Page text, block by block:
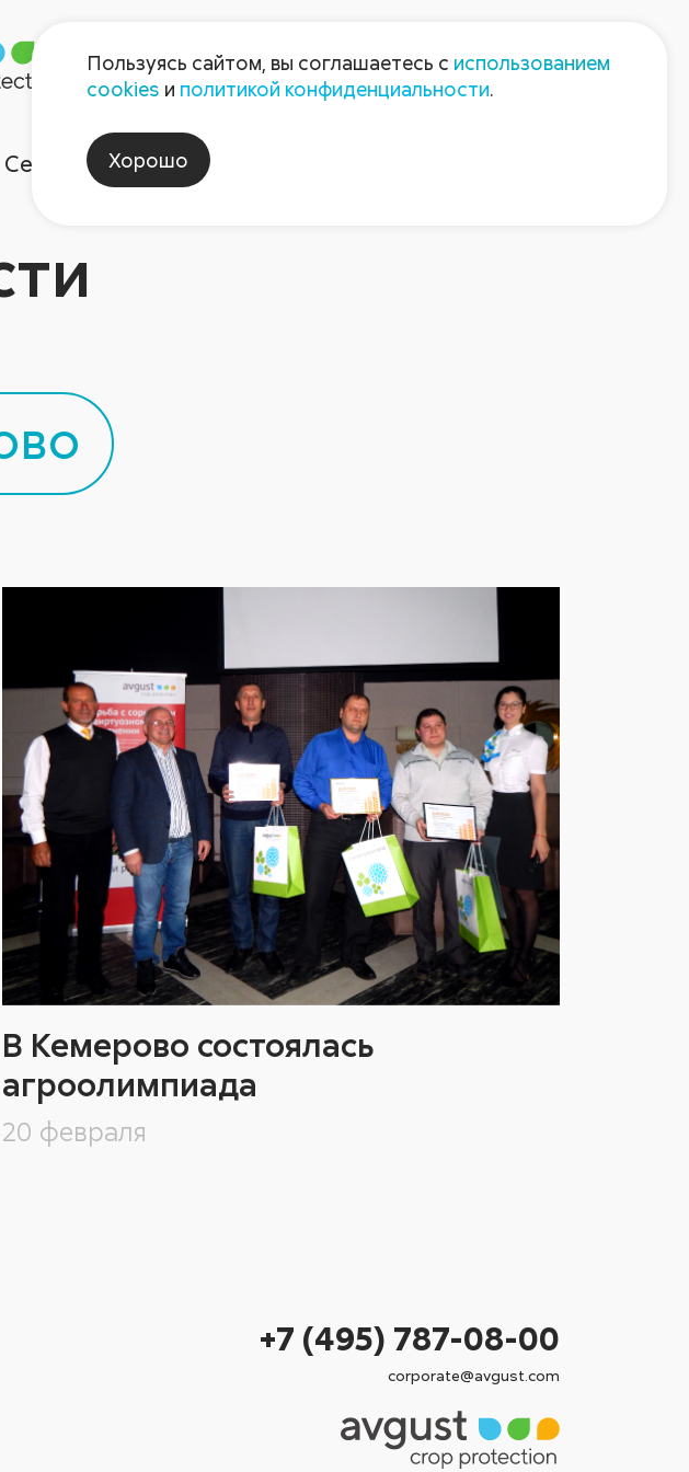
Пресс-центр Контакты
Сервисы Компания
В Кемерово состоялась
агроолимпиада
20 февраля
+7 (495) 787-08-00
corporate@avgust.com
Пользуясь сайтом, вы соглашаетесь с использованием
cookies и политикой конфиденциальности.
Хорошо